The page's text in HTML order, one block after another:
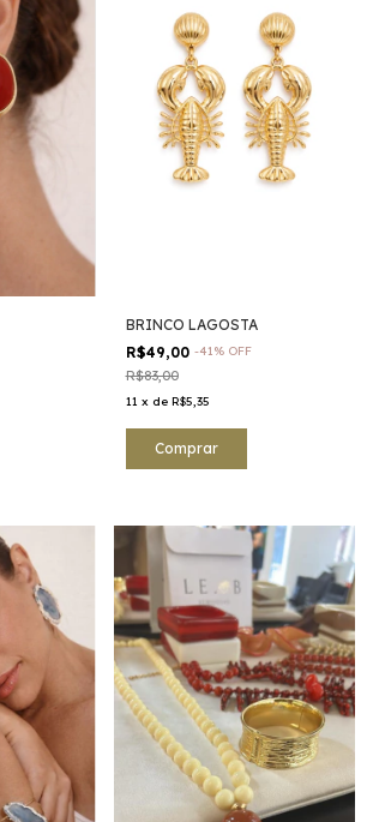
BRINCO LAGOSTA
R$49,00 -41% OFF
R$83,00
11 x de R$5,35